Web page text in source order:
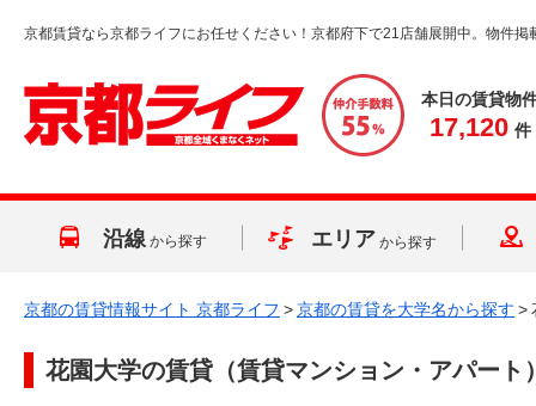
京都賃貸なら京都ライフにお任せください！京都府下で21店舗展開中。物件掲
本日の賃貸物
17,120 件
沿線 から探す エリア から探す
京都の賃貸情報サイト 京都ライフ >京都の賃貸を大学名から探す >
花園大学の賃貸（賃貸マンション・アパート